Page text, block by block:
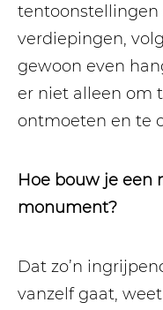
tentoonstellingen
verdiepingen,
gewoon even
er niet alleen om
ontmoeten en te
Hoe bouw je een
monument?
Dat zo’n
vanzelf gaat,